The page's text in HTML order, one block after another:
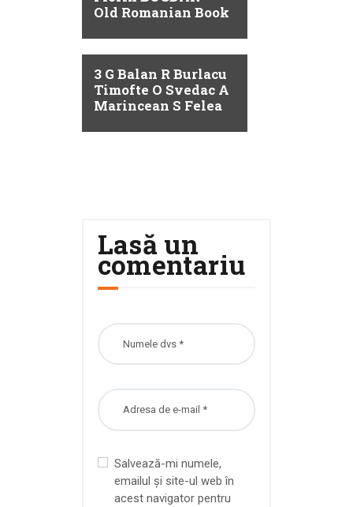
Old Romanian Book
3 G Balan R Burlacu
Timofte O Svedac A
Marincean S Felea
Lasă un
comentariu
Salvează-mi numele,
emailul și site-ul web în
acest navigator pentru